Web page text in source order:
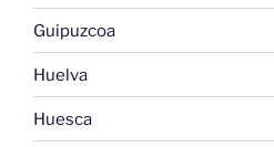
Guipuzcoa
Huelva
Huesca